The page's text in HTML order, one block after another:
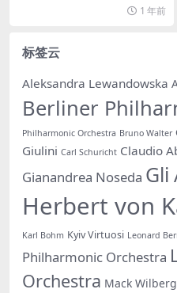
1 年前
标签云
Aleksandra Lewandowska
Berliner
Philharmonic Orchestra Bruno Walter
Giulini Carl Schuricht Claudio
Gianandrea Noseda Gli
Herbert von
Karl Bohm Kyiv Virtuosi Leonard
Philharmonic Orchestra
Orchestra Mack Wilberg